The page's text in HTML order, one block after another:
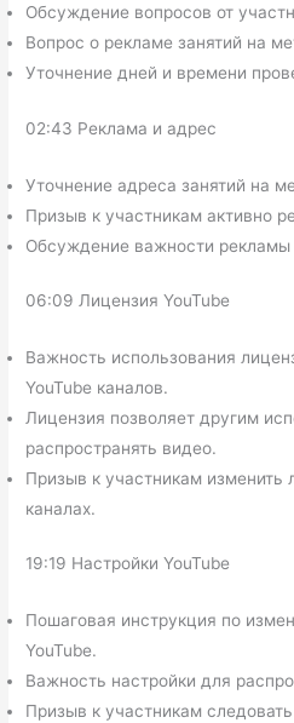
Обсуждение вопросов от
Вопрос о рекламе занятий на
Уточнение дней и времени
02:43 Реклама и адрес
Уточнение адреса занятий на
Призыв к участникам активно
Обсуждение важности рекламы
06:09 Лицензия YouTube
Важность использования
YouTube каналов.
Лицензия позволяет другим
распространять видео.
Призыв к участникам изменить
каналах.
19:19 Настройки YouTube
Пошаговая инструкция по
YouTube.
Важность настройки для
Призыв к участникам